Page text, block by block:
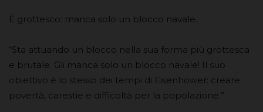
È grottesco: manca solo un blocco navale.
“Sta attuando un blocco nella sua forma più grottesca
e brutale. Gli manca solo un blocco navale! Il suo
obiettivo è lo stesso dei tempi di Eisenhower: creare
povertà, carestie e difficoltà per la popolazione.”